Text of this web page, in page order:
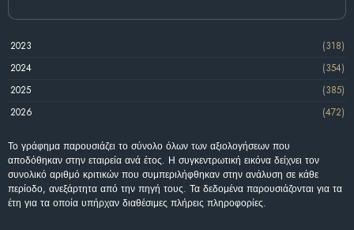
2023
(318)
2024
(354)
2025
(385)
2026
(472)
Το γράφημα παρουσιάζει το σύνολο όλων των αξιολογήσεων που
αποδόθηκαν στην εταιρεία ανά έτος. Η συγκεντρωτική εικόνα δείχνει τον
συνολικό αριθμό κριτικών που συμπεριλήφθηκαν στην ανάλυση σε κάθε
περίοδο, ανεξάρτητα από την πηγή τους. Τα δεδομένα παρουσιάζονται για τα
έτη για τα οποία υπήρχαν διαθέσιμες πλήρεις πληροφορίες.